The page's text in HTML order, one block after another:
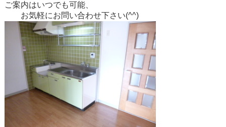
ご案内はいつでも可能、
お気軽にお問い合わせ下さい(^^)